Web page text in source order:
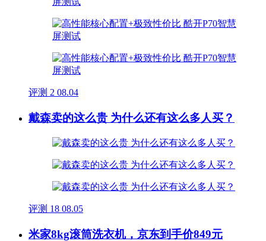
评测 2 08.04
戴森卖的这么贵 为什么还有这么多人买？
评测 18 08.05
米家8kg滚筒洗衣机，京东到手价849元